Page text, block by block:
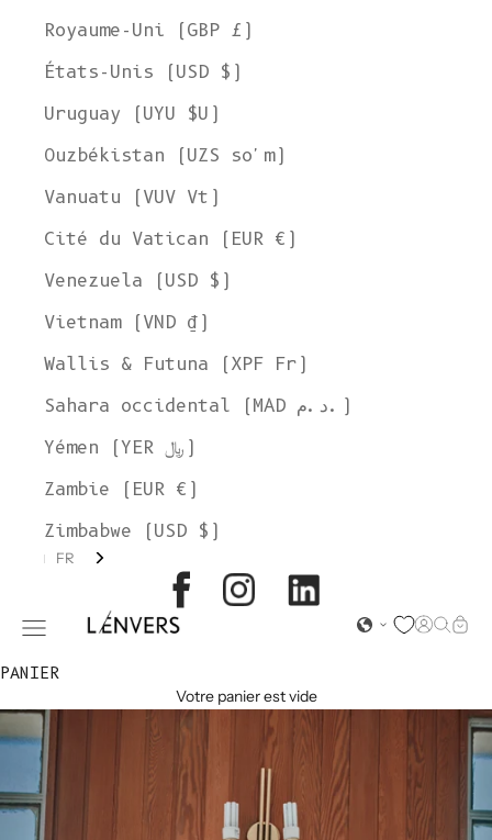
L'ENVERS
Ouvrir le menu de navigation Page
Royaume-Uni (GBP £)
États-Unis (USD $)
Uruguay (UYU $U)
Ouzbékistan (UZS so'm)
Vanuatu (VUV Vt)
Cité du Vatican (EUR €)
Venezuela (USD $)
Vietnam (VND ₫)
Wallis & Futuna (XPF Fr)
Sahara occidental (MAD د.م.)
Yémen (YER ﷼)
Zambie (EUR €)
Zimbabwe (USD $)
FR
PANIER
Votre panier est vide